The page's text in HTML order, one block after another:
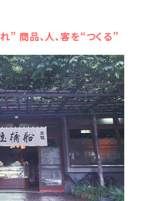
” 商品、人、客を“つくる”